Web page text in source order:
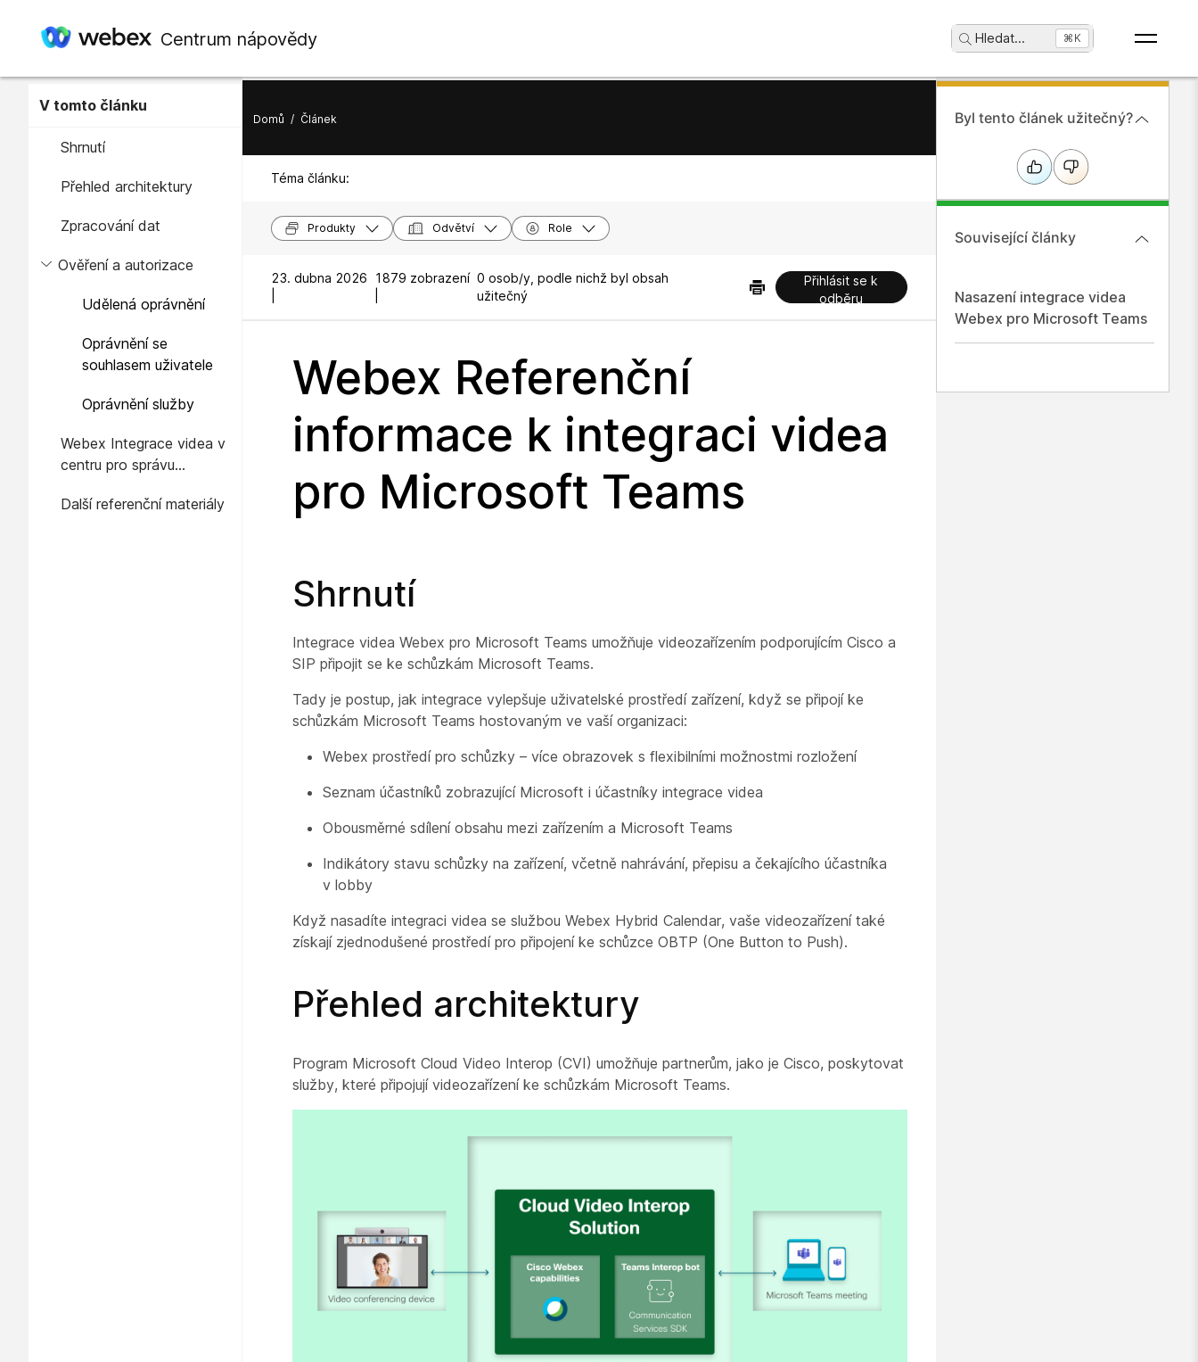
Centrum nápovědy Hledat... ⌘K
V tomto článku
Shrnutí
Přehled architektury
Zpracování dat
Ověření a autorizace
Udělená oprávnění
Oprávnění se
souhlasem uživatele
Oprávnění služby
Webex Integrace videa v
centru pro správu
Další referenční materiály
Domů / Článek
Téma článku:
Produkty Odvětví Role
23. dubna 2026
1879 zobrazení 0 osob/y, podle nichž byl obsah
užitečný
Přihlásit se k
odběru
Webex Referenční
informace k integraci videa
pro Microsoft Teams
Shrnutí
Integrace videa Webex pro Microsoft Teams umožňuje videozařízením podporujícím Cisco a
SIP připojit se ke schůzkám Microsoft Teams.
Tady je postup, jak integrace vylepšuje uživatelské prostředí zařízení, když se připojí ke
schůzkám Microsoft Teams hostovaným ve vaší organizaci:
Webex prostředí pro schůzky – více obrazovek s flexibilními možnostmi rozložení
Seznam účastníků zobrazující Microsoft i účastníky integrace videa
Obousměrné sdílení obsahu mezi zařízením a Microsoft Teams
Indikátory stavu schůzky na zařízení, včetně nahrávání, přepisu a čekajícího účastníka
v lobby
Když nasadíte integraci videa se službou Webex Hybrid Calendar, vaše videozařízení také
získají zjednodušené prostředí pro připojení ke schůzce OBTP (One Button to Push).
Přehled architektury
Program Microsoft Cloud Video Interop (CVI) umožňuje partnerům, jako je Cisco, poskytovat
služby, které připojují videozařízení ke schůzkám Microsoft Teams.
Byl tento článek užitečný?
Související články
Nasazení integrace videa
Webex pro Microsoft Teams